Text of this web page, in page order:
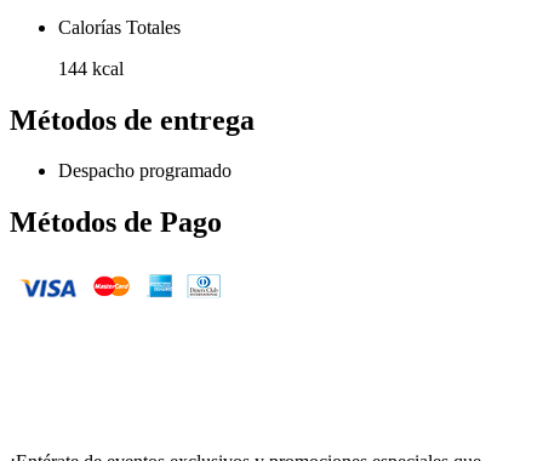
Calorías Totales
144 kcal
Métodos de entrega
Despacho programado
Métodos de Pago